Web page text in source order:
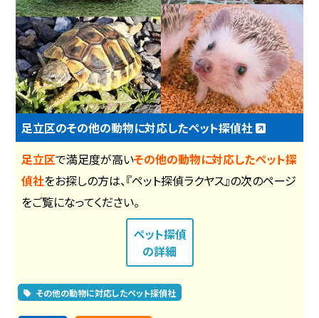
足立区のその他の動物に対応したペット探偵社
足立区で満足度が高いその他の動物に対応したペット探
偵社をお探しの方は、『ペット探偵ラクヤス』の次のページ
をご覧になってください。
ペット探偵
の詳細
その他の動物に対応したペット探偵社